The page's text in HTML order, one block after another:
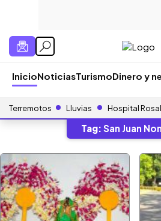
InicioNoticiasTurismoDinero y
Terremotos Lluvias Hospital
Tag: San Juan